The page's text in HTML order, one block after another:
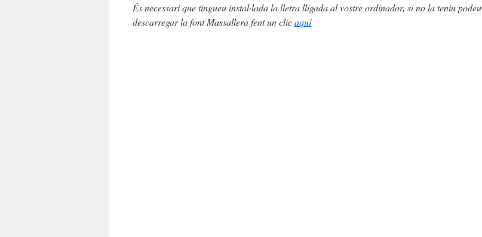
És necessari que tingueu instal·lada la lletra lligada al vostre ordinador, si no la teniu podeu
descarregar la font Massallera fent un clicaquí